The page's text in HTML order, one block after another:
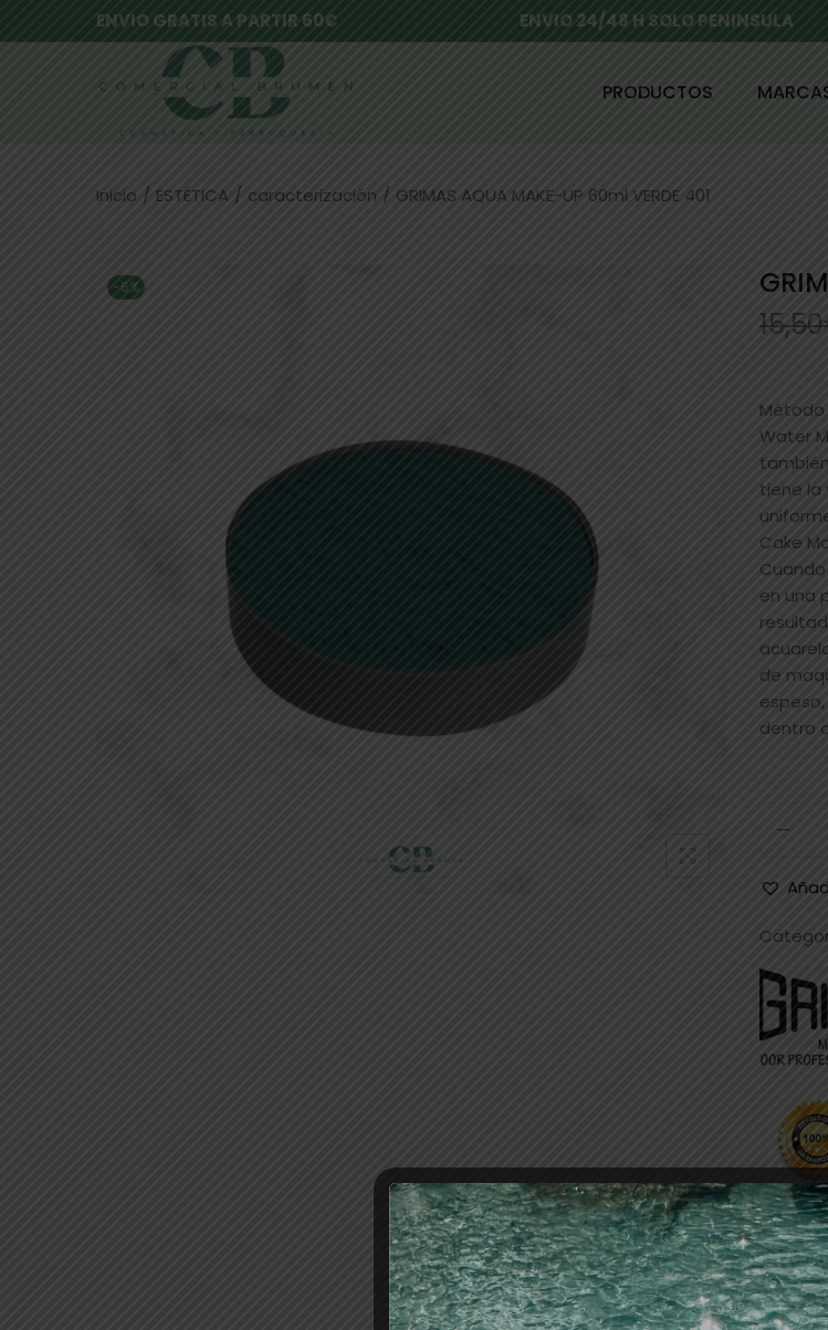
ENVIO GRATIS A PARTIR 60€ ENVIO 24/48 H SOLO PENINSULA
PRODUCTOS
Inicio / ESTÉTICA / caracterización / GRIMAS AQUA MAKE-UP 60ml VERDE 401
-6%
15,50
Water
tiene la
Cake
en una
de
dentro
Descripción